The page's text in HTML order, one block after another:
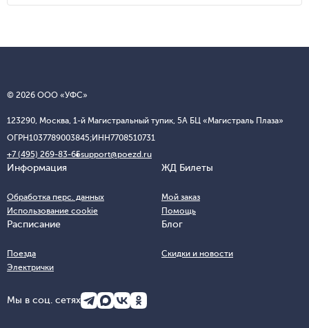
© 2026 ООО «УФС»
123290, Москва, 1-й Магистральный тупик, 5А БЦ «Магистраль Плаза»
ОГРН1037789003845;ИНН7708510731
+7 (495) 269-83-65support@poezd.ru
Информация
Обработка перс. данных
Использование cookie
ЖД Билеты
Мой заказ
Помощь
Расписание
Поезда
Электрички
Блог
Скидки и новости
Мы в соц. сетях